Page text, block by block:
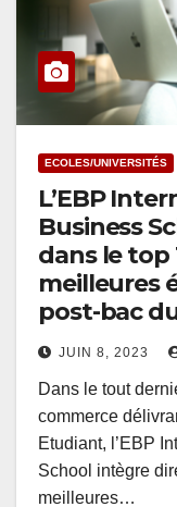
ECOLES/UNIVERSITÉS
L’EBP
Business
dans le top
meilleures
post-bac
JUIN 8, 2023
Dans le tout
commerce
Etudiant, l’EBP
School intègre
meilleures…